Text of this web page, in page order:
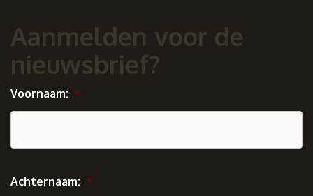
Aanmelden voor de
nieuwsbrief?
Voornaam: *
Achternaam: *